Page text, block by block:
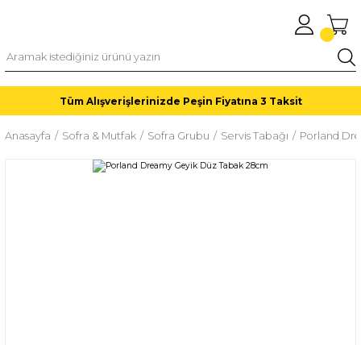
Tüm Alışverişlerinizde Peşin Fiyatına 3 Taksit
Anasayfa Sofra & Mutfak Sofra Grubu Servis Tabağı Porland